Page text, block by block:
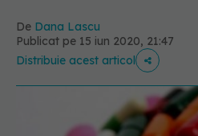
De Dana Lascu
Publicat pe 15 iun 2020, 21:47
Distribuie acest articol